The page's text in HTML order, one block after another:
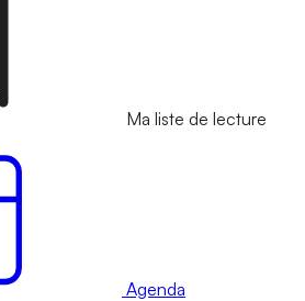
Ma liste de lecture
Agenda